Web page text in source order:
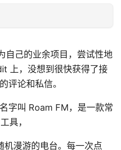
自己的业余项目，尝试性地
上，没想到很快获得了接
评论和私信。
字叫 Roam FM，是一款常
具，
机漫游的电台。每一次点